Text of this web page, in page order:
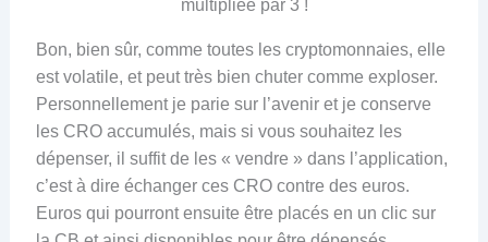
multipliée par 3 !
Bon, bien sûr, comme toutes les cryptomonnaies, elle
est volatile, et peut très bien chuter comme exploser.
Personnellement je parie sur l’avenir et je conserve
les CRO accumulés, mais si vous souhaitez les
dépenser, il suffit de les « vendre » dans l’application,
c’est à dire échanger ces CRO contre des euros.
Euros qui pourront ensuite être placés en un clic sur